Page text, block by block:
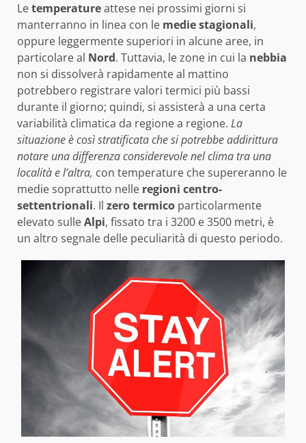
Letemperatureattese nei prossimi giorni si
manterranno in linea con le medie stagionali,
oppure leggermente superiori in alcune aree, in
particolare al Nord. Tuttavia, le zone in cui la nebbia
non si dissolverà rapidamente al mattino
potrebbero registrare valori termici più bassi
durante il giorno; quindi, si assisterà a una certa
variabilità climatica da regione a regione. La
situazione è così stratificata che si potrebbe addirittura
notare una differenza considerevole nel clima tra una
località e l’altra, con temperature che supereranno le
medie soprattutto nelle regioni centro-
settentrionali. Il zero termico particolarmente
elevato sulleAlpi, fissato tra i 3200 e 3500 metri, è
un altro segnale delle peculiarità di questo periodo.